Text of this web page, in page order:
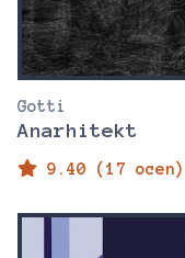
Gotti
Anarhitekt
9.40 (17 ocen)